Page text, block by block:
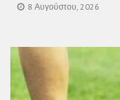
8 Αυγούστου, 2026